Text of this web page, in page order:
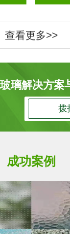
查看更多>>
璃解决方案
拨
成功案例